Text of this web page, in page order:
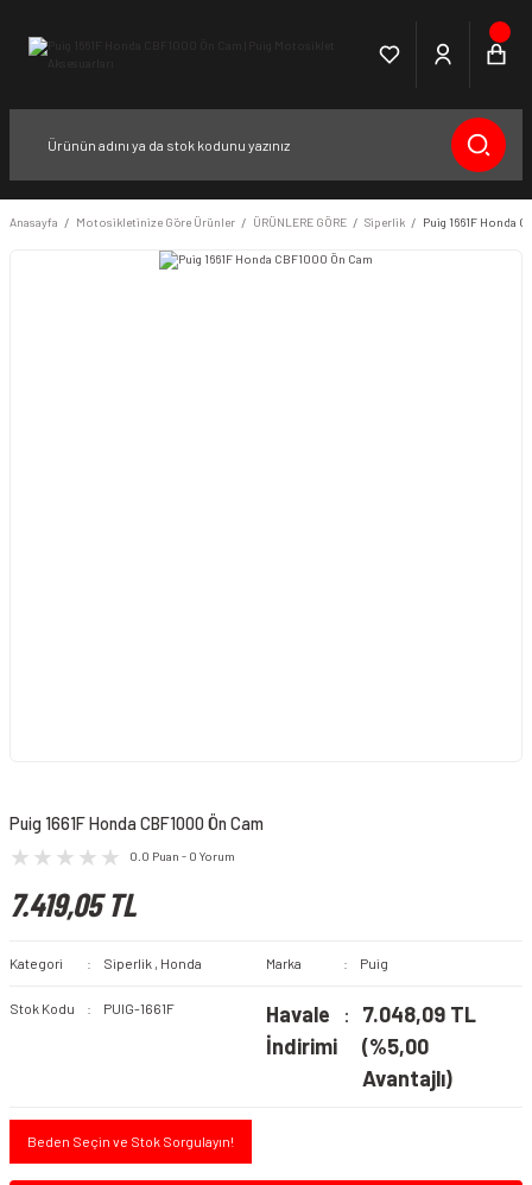
Anasayfa Motosikletinize Göre Ürünler ÜRÜNLERE GÖRE Siperlik Puig 1661F Honda
Puig 1661F Honda CBF1000 Ön Cam
0.0 Puan - 0 Yorum
7.419,05 TL
Kategori Siperlik , Honda Marka Puig
Stok Kodu PUIG-1661F
Havale
İndirimi
7.048,09 TL
(%5,00
Avantajlı)
Beden Seçin ve Stok Sorgulayın!